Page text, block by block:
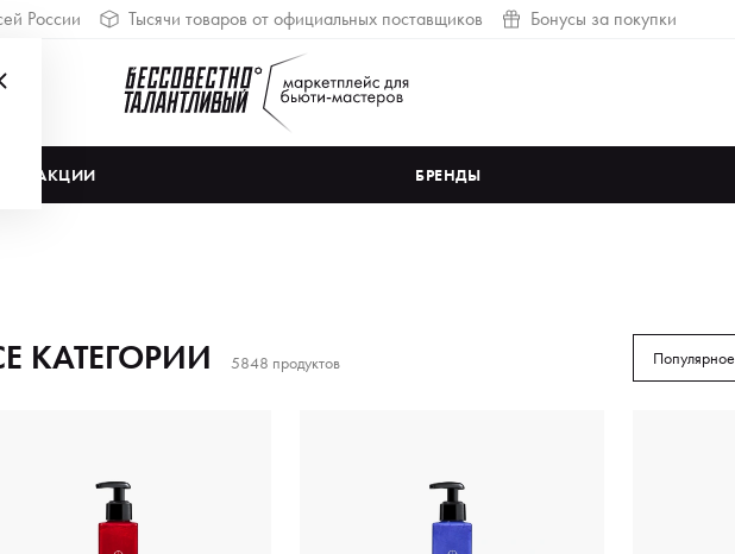
России Тысячи товаров от официальных поставщиков Бонусы за покупки
АКЦИИ БРЕНДЫ
КАТЕГОРИИ 5848 продуктов Популярное